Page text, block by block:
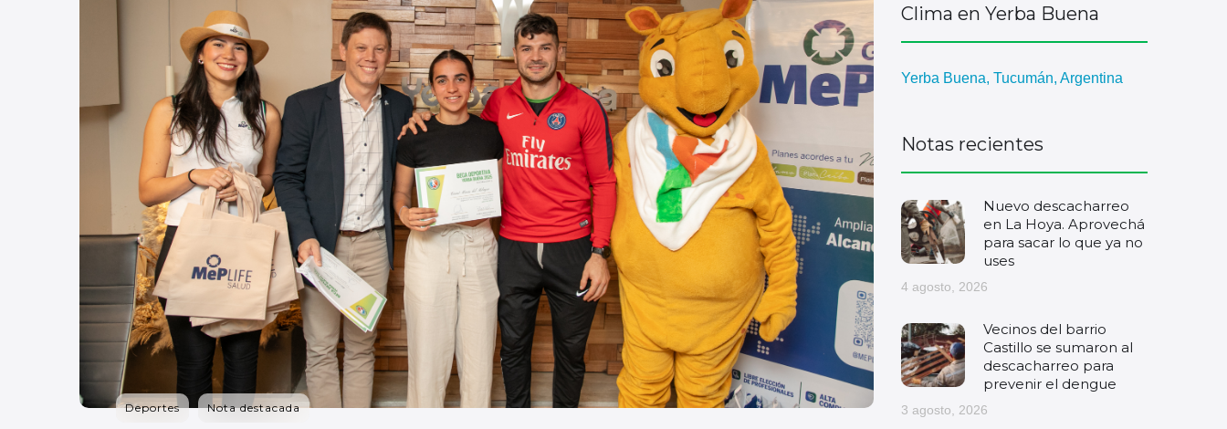
Deportes Nota destacada
Clima en Yerba Buena
Yerba Buena, Tucumán, Argentina
Notas recientes
Nuevo descacharreo
en La Hoya. Aprovechá
para sacar lo que ya no
uses
4 agosto, 2026
Vecinos del barrio
Castillo se sumaron al
descacharreo para
prevenir el dengue
3 agosto, 2026